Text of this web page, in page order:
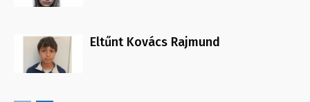
Eltűnt Kovács Rajmund